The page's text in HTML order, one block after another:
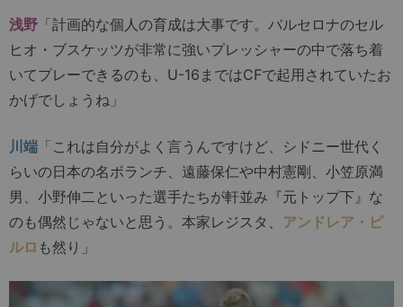
浅野 「計画的な個人の育成は大事です。バルセロナのセル
ヒオ・ブスケッツが非常に強いプレッシャーの中で落ち着
いてプレーできるのも、U-16まではCFで起用されていたお
かげでしょうね」
川端 「これは自分がよく言うんですけど、シドニー世代く
らいの日本の名ボランチ、遠藤保仁や中村憲剛、小笠原満
男、小野伸二といった選手たちが軒並み『元トップ下』な
のも偶然じゃないと思う。本家レジスタ、 アンドレア・ピ
ルロ も然り」